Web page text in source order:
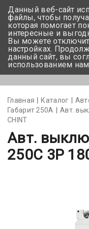
Главная Каталог
Габарит 250А
Авт.
CHINT
Авт.
250C 3Р
Данный веб-сайт
файлы, чтобы
которая помогает
интересные и
Вы можете
настройках.
данный сайт, вы
использованием